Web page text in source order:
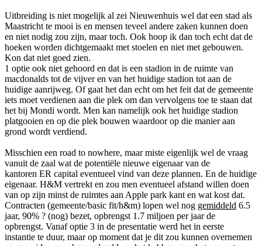
Uitbreiding is niet mogelijk al zei Nieuwenhuis wel dat een stad als
Maastricht te mooi is en mensen teveel andere zaken kunnen doen
en niet nodig zou zijn, maar toch. Ook hoop ik dan toch echt dat de
hoeken worden dichtgemaakt met stoelen en niet met gebouwen.
Kon dat niet goed zien.
1 optie ook niet gehoord en dat is een stadion in de ruimte van
macdonalds tot de vijver en van het huidige stadion tot aan de
huidige aanrijweg. Of gaat het dan echt om het feit dat de gemeente
iets moet verdienen aan die plek om dan vervolgens toe te staan dat
het bij Mondi wordt. Men kan namelijk ook het huidige stadion
platgooien en op die plek bouwen waardoor op die manier aan
grond wordt verdiend.
Misschien een road to nowhere, maar miste eigenlijk wel de vraag
vanuit de zaal wat de potentiële nieuwe eigenaar van de
kantoren ER capital eventueel vind van deze plannen. En de huidige
eigenaar. H&M vertrekt en zou men eventueel afstand willen doen
van op zijn minst de ruimtes aan Apple park kant en wat kost dat.
Contracten (gemeente/basic fit/h&m) lopen wel nog gemiddeld 6.5
jaar, 90% ? (nog) bezet, opbrengst 1.7 miljoen per jaar de
opbrengst. Vanaf optie 3 in de presentatie werd het in eerste
instantie te duur, maar op moment dat je dit zou kunnen overnemen